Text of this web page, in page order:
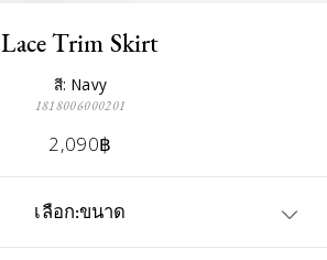
Lace Trim Skirt
สี: Navy
1818006000201
2,090฿
เลือก:ขนาด